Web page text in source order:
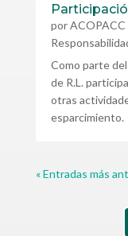
porACOPACC
Como parte
de R.L.
otras
esparcimiento.
« Entradas más